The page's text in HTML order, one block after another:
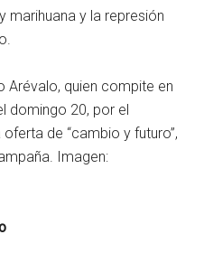
y la represión
Arévalo, quien compite en
domingo 20, por el
de “cambio y futuro”,
Imagen: